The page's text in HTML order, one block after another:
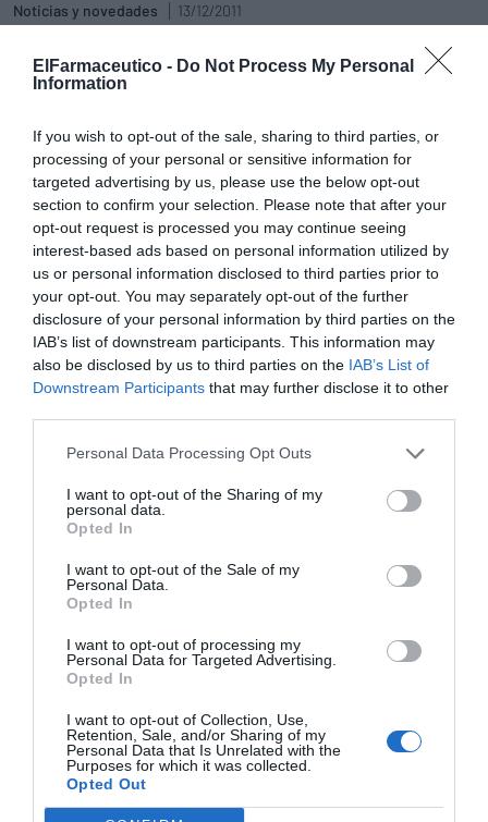
ElFarmaceutico - Do Not Process My Personal
Information
If you wish to opt-out of the sale, sharing to third parties, or
processing of your personal or sensitive information for
targeted advertising by us, please use the below opt-out
section to confirm your selection. Please note that after your
opt-out request is processed you may continue seeing
interest-based ads based on personal information utilized by
us or personal information disclosed to third parties prior to
your opt-out. You may separately opt-out of the further
disclosure of your personal information by third parties on the
IAB’s list of downstream participants. This information may
also be disclosed by us to third parties on the IAB’s List of
Downstream Participants that may further disclose it to other
Personal Data Processing Opt Outs
I want to opt-out of the Sharing of my
personal data.
Opted In
I want to opt-out of the Sale of my
Personal Data.
Opted In
I want to opt-out of processing my
Personal Data for Targeted Advertising.
Opted In
I want to opt-out of Collection, Use,
Retention, Sale, and/or Sharing of my
Personal Data that Is Unrelated with the
Purposes for which it was collected.
Opted Out
Noticias y novedades
13/12/2011
inaugura las actividades de 2012. Presidirá el acto, el rector de la
Universidad de Zaragoza y presidente de la Academia de Farmacia
La prevención y el tratamiento de las hemorroides, tema
de la nueva ficha para la población de la SEFAC
Noticias y novedades
13/12/2011
Entre un 10 y un 25% de la población adulta (sin distinción reseñable
por sexos) padece hemorroides. Excepto en algunos casos en los que
puede complicarse y requerir una intervención quirúrgica, la
enfermedad hemorroidal no presenta gravedad, por lo que puede
tratarse en el propio ámbito familiar con medidas higiénico-
dietéticas y tratamientos farmacológicos que no requieren receta.
Consciente de la posición clave que ostenta el farmacéutico
comunitario para proporcionar al paciente la información necesaria
para ese autocontrol, la Sociedad Española de Farmacia Comunitaria
(SEFAC) dedica la entrega correspondiente a diciembre de su
síntomas de las hemorroides.
Claritromicina Unidía KERN PHARMA EFG: tratamiento
de las infecciones de las vías respiratorias y de la piel
KERN PHARMA, empresa dedicada al desarrollo, fabricación y
comercialización de productos farmacéuticos, y uno de los líderes en
producción de medicamentos genéricos, lanza al mercado una nueva
comprimidos de liberación modificada EFG.
asamblea el calendario de protestas contra el nuevo
impago de las recetas
Noticias y novedades
13/12/2011
La Junta de Gobierno del Colegio Oficial de Farmacéuticos de
Valencia ha convocado para esta noche (13 de diciembre) una